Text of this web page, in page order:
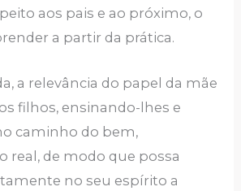
aos pais e ao próximo, o
a partir da prática.
a relevância do papel da mãe
filhos, ensinando-lhes e
caminho do bem,
real, de modo que possa
no seu espírito a